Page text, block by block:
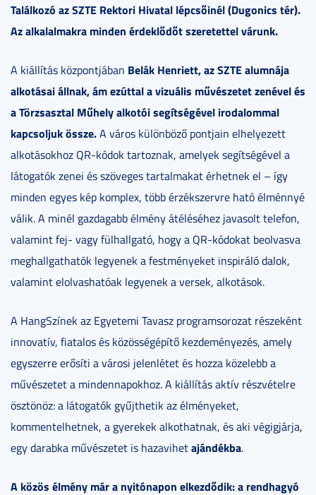
Találkozó az SZTE Rektori Hivatal lépcsőinél (Dugonics tér).
Az alkalalmakra minden érdeklődőt szeretettel várunk.
A kiállítás központjában Belák Henriett, az SZTE alumnája
alkotásai állnak, ám ezúttal a vizuális művészetet zenével és
aTörzsasztal Műhely alkotói segítségével irodalommal
kapcsoljuk össze.A város különböző pontjain elhelyezett
alkotásokhoz QR-kódok tartoznak, amelyek segítségével a
látogatók zenei és szöveges tartalmakat érhetnek el – így
minden egyes kép komplex, több érzékszervre ható élménnyé
válik. A minél gazdagabb élmény átéléséhez javasolt telefon,
valamint fej- vagy fülhallgató, hogy a QR-kódokat beolvasva
meghallgathatók legyenek a festményeket inspiráló dalok,
valamint elolvashatóak legyenek a versek, alkotások.
A HangSzínek az Egyetemi Tavasz programsorozat részeként
innovatív, fiatalos és közösségépítő kezdeményezés, amely
egyszerre erősíti a városi jelenlétet és hozza közelebb a
művészetet a mindennapokhoz. A kiállítás aktív részvételre
ösztönöz: a látogatók gyűjthetik az élményeket,
kommentelhetnek, a gyerekek alkothatnak, és aki végigjárja,
egy darabka művészetet is hazavihetajándékba.
A közös élmény már a nyitónapon elkezdődik: a rendhagyó